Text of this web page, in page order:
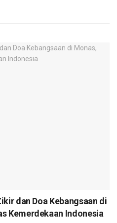
dan Doa Kebangsaan di
Kemerdekaan Indonesia